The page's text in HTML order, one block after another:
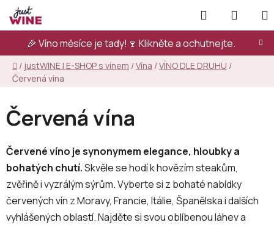
Přejít
na
obsah
🎉 Víno měsíce je tady!🍷 Klikněte a ochutnejte.
Hledat
KOŠÍK
Domů
/ justWINE | E-SHOP s vínem /Vína /VÍNO DLE DRUHU /
Červená vína
Červená vína
Červené víno je synonymem elegance, hloubky a
bohatých chutí.Skvěle se hodí k hovězím steakům,
zvěřině i vyzrálým sýrům. Vyberte si z bohaté nabídky
červených vín z Moravy, Francie, Itálie, Španělska i dalších
vyhlášených oblastí. Najděte si svou oblíbenou láhev a